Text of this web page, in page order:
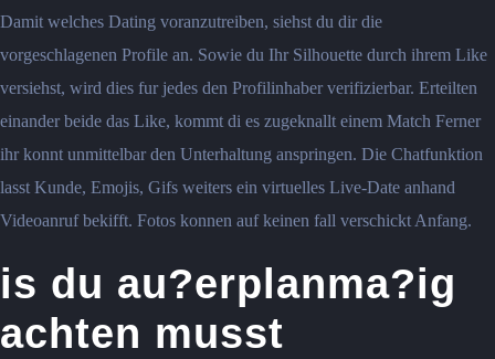
Damit welches Dating voranzutreiben, siehst du dir die
vorgeschlagenen Profile an. Sowie du Ihr Silhouette durch ihrem Like
versiehst, wird dies fur jedes den Profilinhaber verifizierbar. Erteilten
einander beide das Like, kommt di es zugeknallt einem Match Ferner
ihr konnt unmittelbar den Unterhaltung anspringen. Die Chatfunktion
lasst Kunde, Emojis, Gifs weiters ein virtuelles Live-Date anhand
Videoanruf bekifft. Fotos konnen auf keinen fall verschickt Anfang.
is du au?erplanma?ig
achten musst